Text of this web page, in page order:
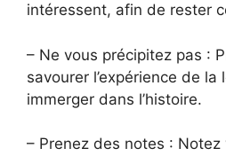
intéressent, afin de rester
– Ne vous précipitez pas :
savourer l’expérience de
immerger dans l’histoire.
– Prenez des notes :